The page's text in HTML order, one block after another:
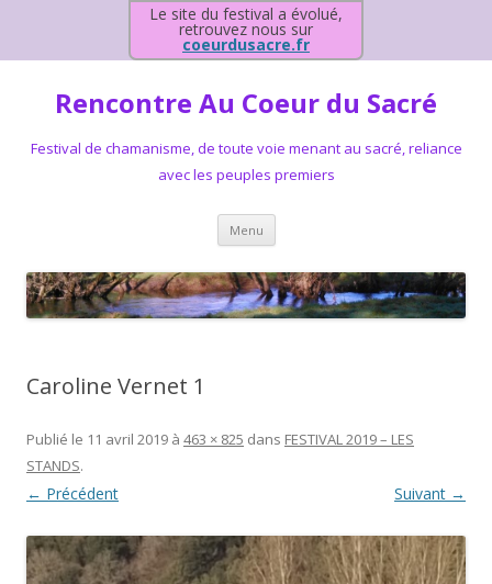
Le site du festival a évolué,
retrouvez nous sur
coeurdusacre.fr
Rencontre Au Coeur du Sacré
Festival de chamanisme, de toute voie menant au sacré, reliance
avec les peuples premiers
Menu Aller au contenu principal
Caroline Vernet 1
Publié le 11 avril 2019 à 463 × 825 dans FESTIVAL 2019 – LES
STANDS.
← Précédent Suivant →